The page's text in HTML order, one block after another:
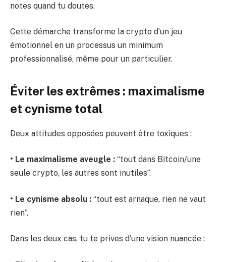
notes quand tu doutes.
Cette démarche transforme la crypto d’un jeu
émotionnel en un processus un minimum
professionnalisé, même pour un particulier.
Éviter les extrêmes : maximalisme
et cynisme total
Deux attitudes opposées peuvent être toxiques :
• Le maximalisme aveugle : “tout dans Bitcoin/une
seule crypto, les autres sont inutiles”.
• Le cynisme absolu : “tout est arnaque, rien ne vaut
rien”.
Dans les deux cas, tu te prives d’une vision nuancée :